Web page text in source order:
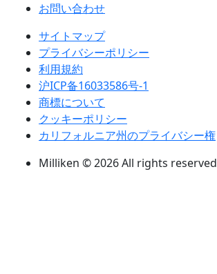
お問い合わせ
サイトマップ
プライバシーポリシー
利用規約
沪ICP备16033586号-1
商標について
クッキーポリシー
カリフォルニア州のプライバシー権
Milliken © 2026 All rights reserved